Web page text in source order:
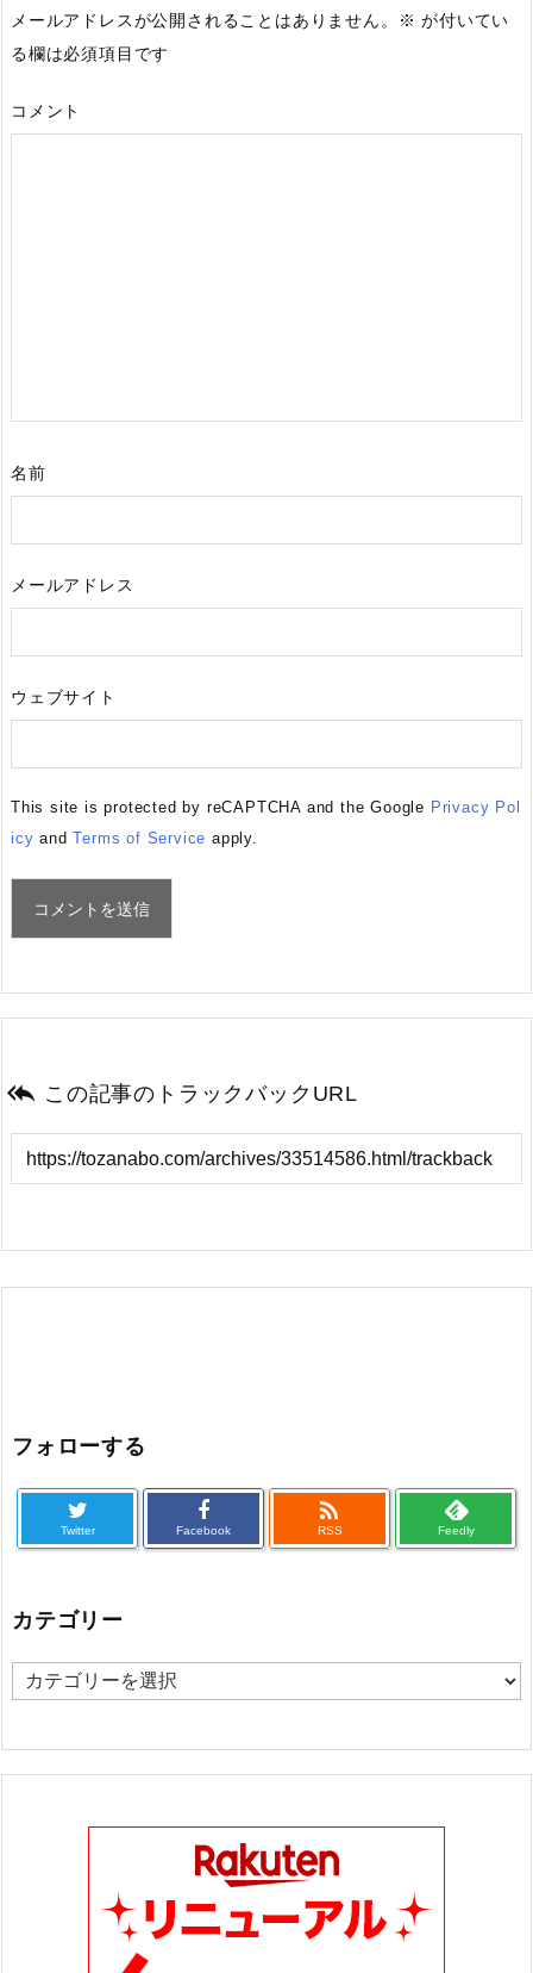
メールアドレスが公開されることはありません。 ※ が付いてい
る欄は必須項目です
コメント
名前
メールアドレス
ウェブサイト
This site is protected by reCAPTCHA and the Google Privacy Pol
icy andTerms of Service apply.
 この記事のトラックバックURL
フォローする
Twitter Facebook

RSS Feedly
カテゴリー
カ
ゴ